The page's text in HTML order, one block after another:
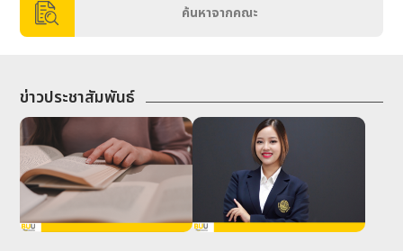
ระบบสารสนเทศ
-ระบบสารสนเทศสำหรับนิสิต
-ระบบสารสนเทศสำหรับคณาจารย์
และบุคคลากร
คณะหน่วยงาน
-คณะวิทยาศาสตร์และศิลปศาสตร์
-คณะเทคโนโลยีทางทะเล
-คณะอัญมณี
ค้นหาจากคณะ
ข่าวประชาสัมพันธ์